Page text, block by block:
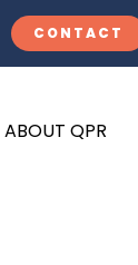
CONTACT
ABOUT QPR